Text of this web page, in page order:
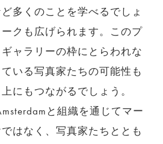
多くのことを学べるでしょ
クも広げられます。このプ
ャラリーの枠にとらわれな
いる写真家たちの可能性も
にもつながるでしょう。
と組織を通じてマー
はなく、写真家たちととも